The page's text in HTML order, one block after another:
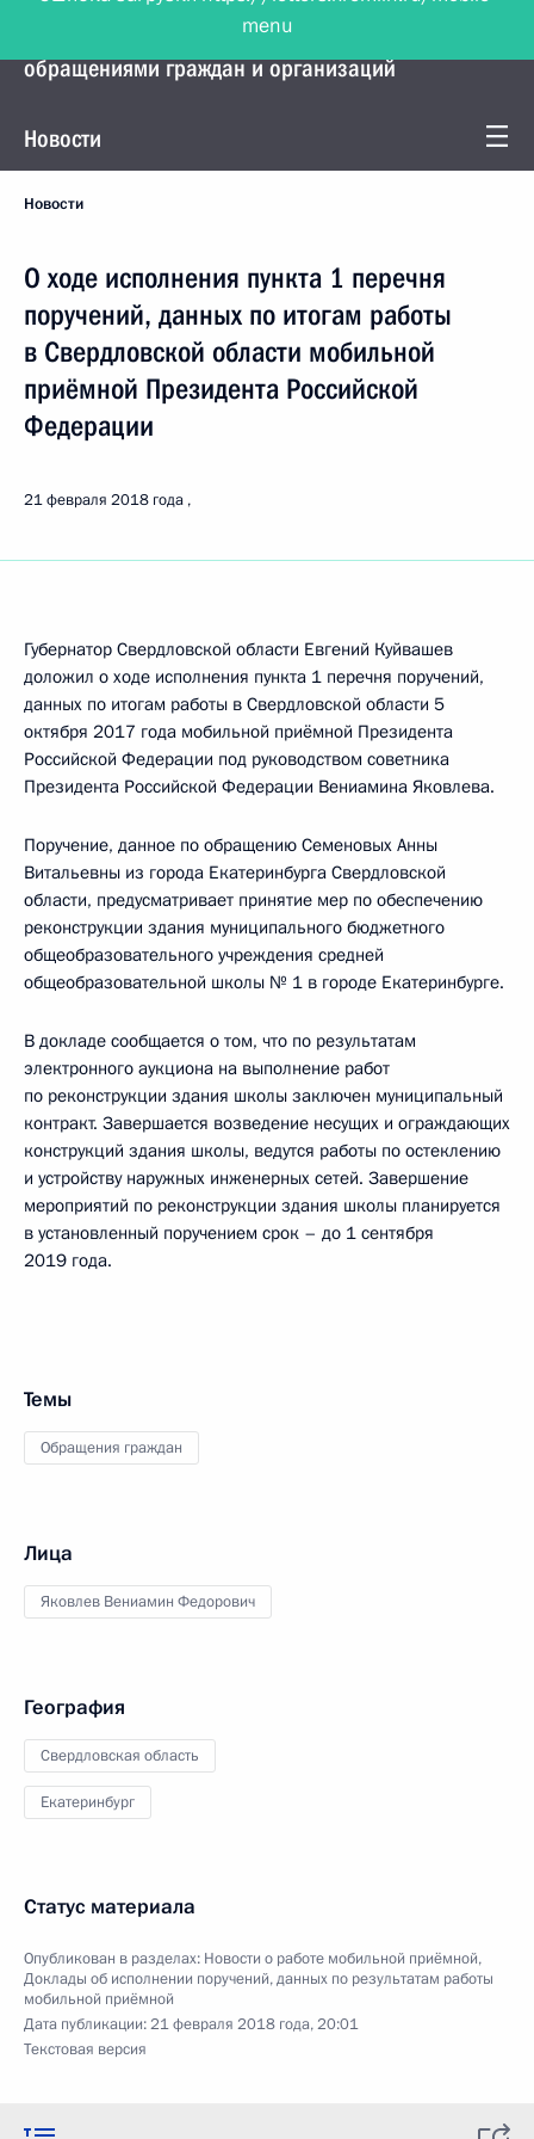
Управление Президента по работе с
обращениями граждан и организаций
Новости
Новости
О ходе исполнения пункта 1 перечня
поручений, данных по итогам работы
в Свердловской области мобильной
приёмной Президента Российской
Федерации
21 февраля 2018 года
Губернатор Свердловской области Евгений Куйвашев
доложил о ходе исполнения пункта 1 перечня поручений,
данных по итогам работы в Свердловской области 5
октября 2017 года мобильной приёмной Президента
Российской Федерации под руководством советника
Президента Российской Федерации Вениамина Яковлева.
Поручение, данное по обращению Семеновых Анны
Витальевны из города Екатеринбурга Свердловской
области, предусматривает принятие мер по обеспечению
реконструкции здания муниципального бюджетного
общеобразовательного учреждения средней
общеобразовательной школы № 1 в городе Екатеринбурге.
В докладе сообщается о том, что по результатам
электронного аукциона на выполнение работ
по реконструкции здания школы заключен муниципальный
контракт. Завершается возведение несущих и ограждающих
конструкций здания школы, ведутся работы по остеклению
и устройству наружных инженерных сетей. Завершение
мероприятий по реконструкции здания школы планируется
в установленный поручением срок – до 1 сентября
2019 года.
Темы
Обращения граждан
Лица
Яковлев Вениамин Федорович
География
Свердловская область
Екатеринбург
Статус материала
Опубликован в разделах: Новости о работе мобильной приёмной,
Доклады об исполнении поручений, данных по результатам работы
мобильной приёмной
Дата публикации:21 февраля 2018 года, 20:01
Текстовая версия
menu